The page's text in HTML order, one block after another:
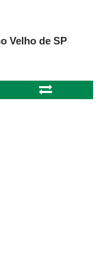
Velho de SP